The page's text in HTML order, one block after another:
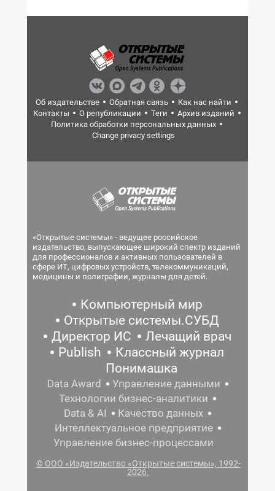
Об издательстве Обратная связь
Как нас найти
Контакты
О републикации Теги
Архив изданий
Политика обработки персональных данных
Change privacy settings
«Открытые системы» - ведущее российское
издательство, выпускающее широкий спектр изданий
для профессионалов и активных пользователей в
сфере ИТ, цифровых устройств, телекоммуникаций,
медицины и полиграфии, журналы для детей.
Компьютерный мир
Открытые системы.СУБД
Директор ИС
Лечащий врач
Publish
Классный журнал
Понимашка
Data Award
Управление данными
Технологии бизнес-аналитики
Data & AI
Качество данных
Интеллектуальное предприятие
Управление бизнес-процессами
© ООО «Издательство «Открытые системы», 1992-
2026.